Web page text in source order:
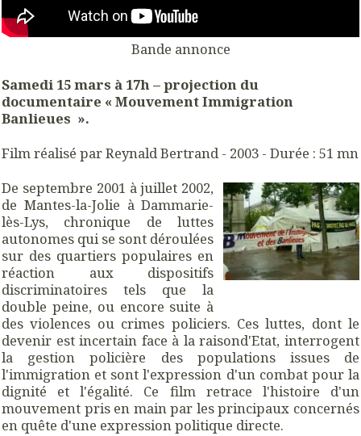
Bande annonce
Samedi 15 mars à 17h – projection du
documentaire « Mouvement Immigration
Banlieues ».
Film réalisé par Reynald Bertrand - 2003 - Durée : 51 mn
De septembre 2001 à juillet 2002,
de Mantes-la-Jolie à Dammarie-
lès-Lys, chronique de luttes
autonomes qui se sont déroulées
sur des quartiers populaires en
réaction aux dispositifs
discriminatoires tels que la
double peine, ou encore suite à
des violences ou crimes policiers. Ces luttes, dont le
devenir est incertain face à la raisond'Etat, interrogent
la gestion policière des populations issues de
l'immigration et sont l'expression d'un combat pour la
dignité et l'égalité. Ce film retrace l'histoire d'un
mouvement pris en main par les principaux concernés
en quête d'une expression politique directe.